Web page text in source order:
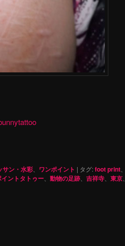
サン・水彩、 ワンポイント | タグ:foot print、
イントタトゥー、 動物の足跡、 吉祥寺、 東京、